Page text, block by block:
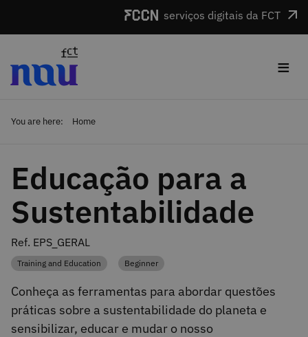
serviços digitais da FCT
≡
You are here: Home
Educação para a
Sustentabilidade
Ref. EPS_GERAL
Category
Training and Education Category
Beginner
Conheça as ferramentas para abordar questões
práticas sobre a sustentabilidade do planeta e
sensibilizar, educar e mudar o nosso